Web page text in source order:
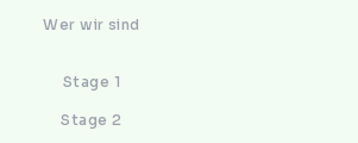
Wer wir sind
Stage 1
Stage 2